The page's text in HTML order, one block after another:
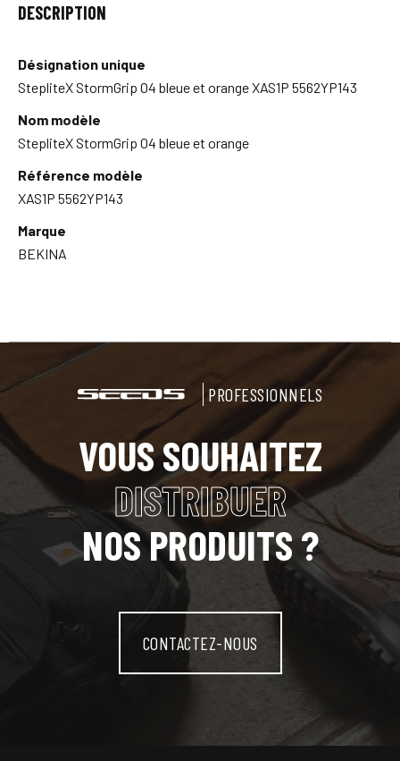
DESCRIPTION
Désignation unique
StepliteX StormGrip O4 bleue et orange XAS1P 5562YP143
Nom modèle
StepliteX StormGrip O4 bleue et orange
Référence modèle
XAS1P 5562YP143
Marque
BEKINA
PROFESSIONNELS
VOUS SOUHAITEZ
DISTRIBUER
NOS PRODUITS ?
CONTACTEZ-NOUS